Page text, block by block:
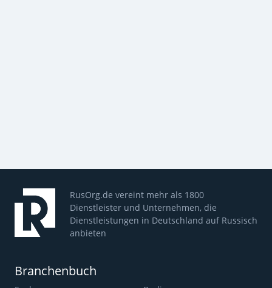
RusOrg.de vereint mehr als 1800
Dienstleister und Unternehmen, die
Dienstleistungen in Deutschland auf Russisch
anbieten
Branchenbuch